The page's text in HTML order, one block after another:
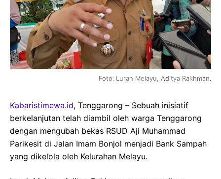
Foto: Lurah Melayu, Aditya Rakhman.
Kabaristimewa.id, Tenggarong – Sebuah inisiatif
berkelanjutan telah diambil oleh warga Tenggarong
dengan mengubah bekas RSUD Aji Muhammad
Parikesit di Jalan Imam Bonjol menjadi Bank Sampah
yang dikelola oleh Kelurahan Melayu.